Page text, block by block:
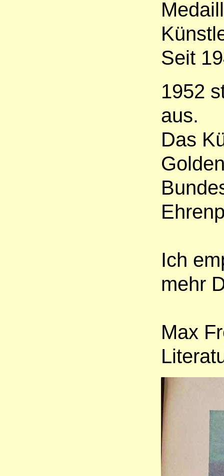
Seit
1952
aus.
Das
Ich
mehr
Max